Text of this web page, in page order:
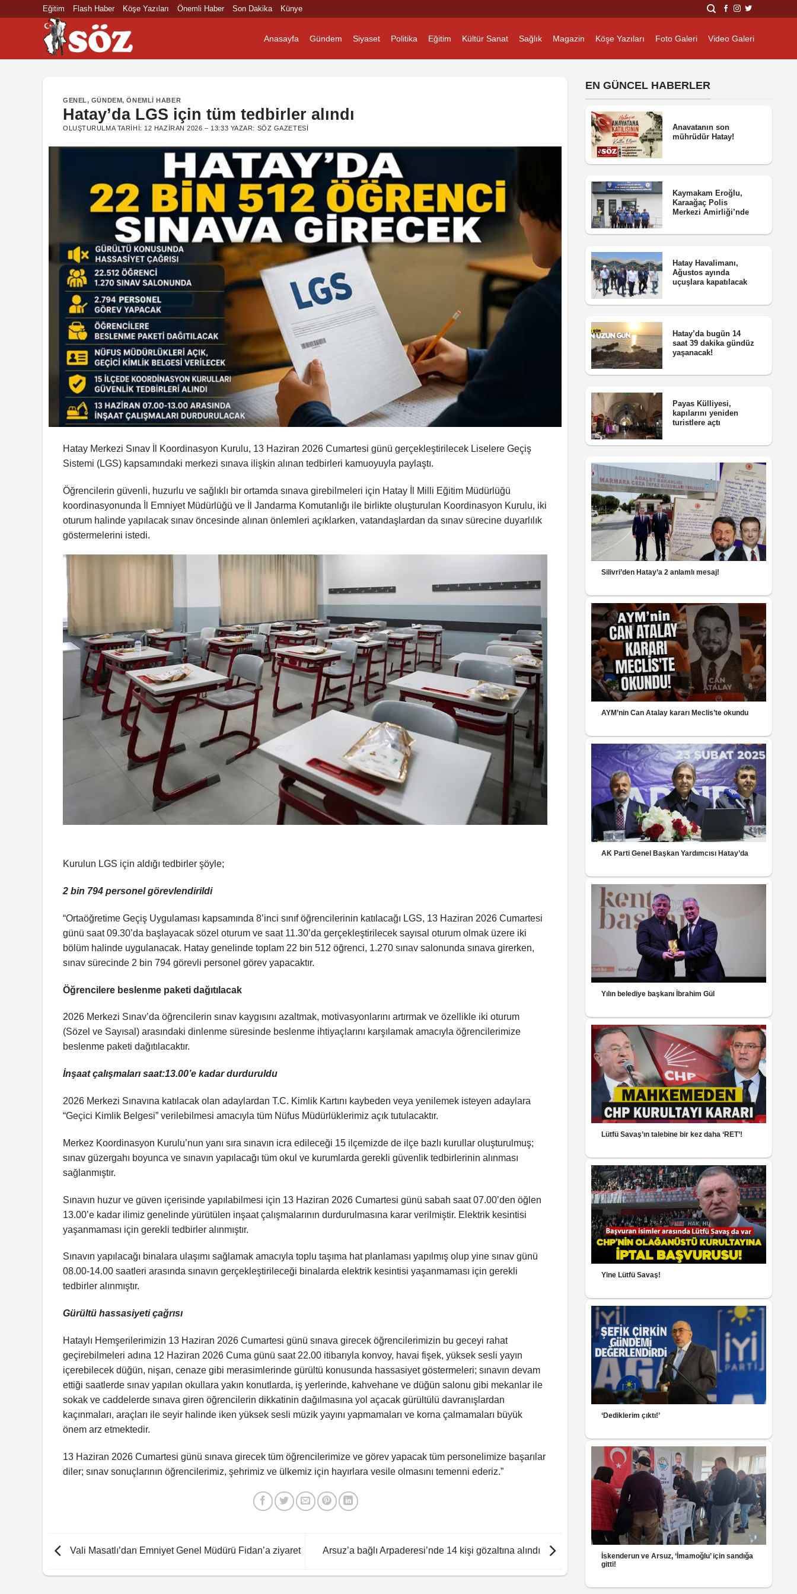
Eğitim Flash Haber Köşe Yazıları Önemli Haber Son Dakika Künye
Anasayfa Gündem Siyaset Politika Eğitim Kültür Sanat Sağlık Magazin Köşe Yazıları Foto Galeri Video Galeri
GENEL, GÜNDEM,ÖNEMLI HABER
Hatay’da LGS için tüm tedbirler alındı
OLUŞTURULMA TARIHI: 12 HAZIRAN 2026 – 13:33 YAZAR: SÖZ GAZETESI
Hatay Merkezi Sınav İl Koordinasyon Kurulu, 13 Haziran 2026 Cumartesi günü gerçekleştirilecek Liselere Geçiş
Sistemi (LGS) kapsamındaki merkezi sınava ilişkin alınan tedbirleri kamuoyuyla paylaştı.
Öğrencilerin güvenli, huzurlu ve sağlıklı bir ortamda sınava girebilmeleri için Hatay İl Milli Eğitim Müdürlüğü
koordinasyonunda İl Emniyet Müdürlüğü ve İl Jandarma Komutanlığı ile birlikte oluşturulan Koordinasyon Kurulu, iki
oturum halinde yapılacak sınav öncesinde alınan önlemleri açıklarken, vatandaşlardan da sınav sürecine duyarlılık
göstermelerini istedi.
Kurulun LGS için aldığı tedbirler şöyle;
2 bin 794 personel görevlendirildi
“Ortaöğretime Geçiş Uygulaması kapsamında 8’inci sınıf öğrencilerinin katılacağı LGS, 13 Haziran 2026 Cumartesi
günü saat 09.30’da başlayacak sözel oturum ve saat 11.30’da gerçekleştirilecek sayısal oturum olmak üzere iki
bölüm halinde uygulanacak. Hatay genelinde toplam 22 bin 512 öğrenci, 1.270 sınav salonunda sınava girerken,
sınav sürecinde 2 bin 794 görevli personel görev yapacaktır.
Öğrencilere beslenme paketi dağıtılacak
2026 Merkezi Sınav’da öğrencilerin sınav kaygısını azaltmak, motivasyonlarını artırmak ve özellikle iki oturum
(Sözel ve Sayısal) arasındaki dinlenme süresinde beslenme ihtiyaçlarını karşılamak amacıyla öğrencilerimize
beslenme paketi dağıtılacaktır.
İnşaat çalışmaları saat:13.00’e kadar durduruldu
2026 Merkezi Sınavına katılacak olan adaylardan T.C. Kimlik Kartını kaybeden veya yenilemek isteyen adaylara
“Geçici Kimlik Belgesi” verilebilmesi amacıyla tüm Nüfus Müdürlüklerimiz açık tutulacaktır.
Merkez Koordinasyon Kurulu’nun yanı sıra sınavın icra edileceği 15 ilçemizde de ilçe bazlı kurullar oluşturulmuş;
sınav güzergahı boyunca ve sınavın yapılacağı tüm okul ve kurumlarda gerekli güvenlik tedbirlerinin alınması
sağlanmıştır.
Sınavın huzur ve güven içerisinde yapılabilmesi için 13 Haziran 2026 Cumartesi günü sabah saat 07.00’den öğlen
13.00’e kadar ilimiz genelinde yürütülen inşaat çalışmalarının durdurulmasına karar verilmiştir. Elektrik kesintisi
yaşanmaması için gerekli tedbirler alınmıştır.
Sınavın yapılacağı binalara ulaşımı sağlamak amacıyla toplu taşıma hat planlaması yapılmış olup yine sınav günü
08.00-14.00 saatleri arasında sınavın gerçekleştirileceği binalarda elektrik kesintisi yaşanmaması için gerekli
tedbirler alınmıştır.
Gürültü hassasiyeti çağrısı
Hataylı Hemşerilerimizin 13 Haziran 2026 Cumartesi günü sınava girecek öğrencilerimizin bu geceyi rahat
geçirebilmeleri adına 12 Haziran 2026 Cuma günü saat 22.00 itibarıyla konvoy, havai fişek, yüksek sesli yayın
içerebilecek düğün, nişan, cenaze gibi merasimlerinde gürültü konusunda hassasiyet göstermeleri; sınavın devam
ettiği saatlerde sınav yapılan okullara yakın konutlarda, iş yerlerinde, kahvehane ve düğün salonu gibi mekanlar ile
sokak ve caddelerde sınava giren öğrencilerin dikkatinin dağılmasına yol açacak gürültülü davranışlardan
kaçınmaları, araçları ile seyir halinde iken yüksek sesli müzik yayını yapmamaları ve korna çalmamaları büyük
önem arz etmektedir.
13 Haziran 2026 Cumartesi günü sınava girecek tüm öğrencilerimize ve görev yapacak tüm personelimize başarılar
diler; sınav sonuçlarının öğrencilerimiz, şehrimiz ve ülkemiz için hayırlara vesile olmasını temenni ederiz.”
Vali Masatlı’dan Emniyet Genel Müdürü Fidan’a ziyaret Arsuz’a bağlı Arpaderesi’nde 14 kişi gözaltına alındı
EN GÜNCEL HABERLER
Anavatanın son
mührüdür Hatay!
Kaymakam Eroğlu,
Karaağaç Polis
Merkezi Amirliği’nde
Hatay Havalimanı,
Ağustos ayında
uçuşlara kapatılacak
Hatay’da bugün 14
saat 39 dakika gündüz
yaşanacak!
Payas Külliyesi,
kapılarını yeniden
turistlere açtı
Silivri’den Hatay’a 2 anlamlı mesaj!
AYM’nin Can Atalay kararı Meclis’te okundu
AK Parti Genel Başkan Yardımcısı Hatay’da
Yılın belediye başkanı İbrahim Gül
Lütfü Savaş’ın talebine bir kez daha ‘RET’!
Yine Lütfü Savaş!
‘Dediklerim çıktı!’
İskenderun ve Arsuz, ‘İmamoğlu’ için sandığa
gitti!